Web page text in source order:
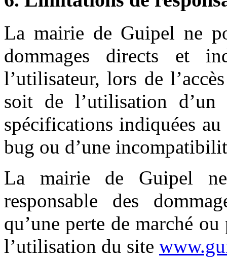
La mairie de Guipel ne
dommages directs et
l’utilisateur, lors de
soit de l’utilisation d’un
spécifications indiquées
bug ou d’une
La mairie de Guipel
responsable des
qu’une perte de marché
l’utilisation du site